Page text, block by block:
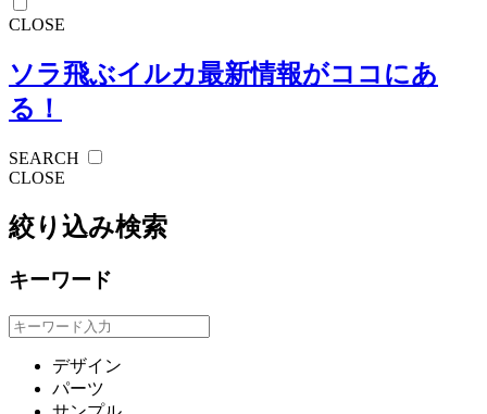
CLOSE
ソラ飛ぶイルカ最新情報がココにあ
る！
SEARCH
CLOSE
絞り込み検索
キーワード
デザイン
パーツ